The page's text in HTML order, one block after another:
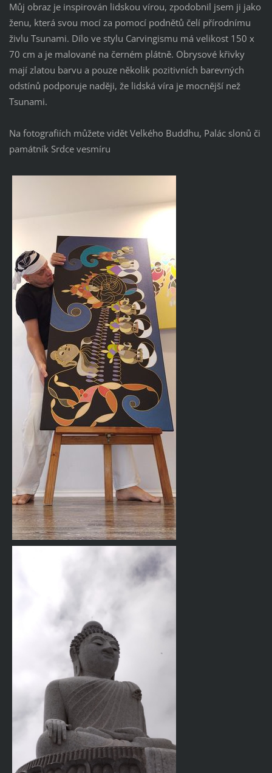
Můj obraz je inspirován lidskou vírou, zpodobnil jsem ji jako
ženu, která svou mocí za pomocí podnětů čelí přírodnímu
živlu Tsunami. Dílo ve stylu Carvingismu má velikost 150 x
70 cm a je malované na černém plátně. Obrysové křivky
mají zlatou barvu a pouze několik pozitivních barevných
odstínů podporuje naději, že lidská víra je mocnější než
Tsunami.
Na fotografiích můžete vidět Velkého Buddhu, Palác slonů či
památník Srdce vesmíru